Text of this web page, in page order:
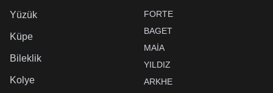
Yüzük
Küpe
Bileklik
Kolye
FORTE
BAGET
MAIA
YILDIZ
ARKHE